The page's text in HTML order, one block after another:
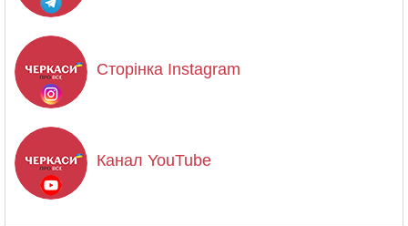
Сторінка Instagram
Канал YouTube